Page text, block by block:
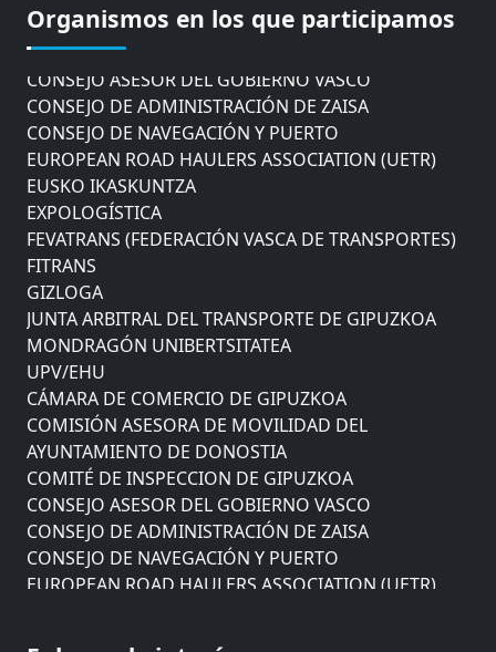
Organismos en los que participamos
AYUNTAMIENTO DE DONOSTIA
COMITÉ DE INSPECCION DE GIPUZKOA
CONSEJO DE ADMINISTRACIÓN DE ZAISA
CONSEJO DE NAVEGACIÓN Y PUERTO
EUROPEAN ROAD HAULERS ASSOCIATION (UETR)
EUSKO IKASKUNTZA
EXPOLOGÍSTICA
FEVATRANS (FEDERACIÓN VASCA DE TRANSPORTES)
FITRANS
GIZLOGA
JUNTA ARBITRAL DEL TRANSPORTE DE GIPUZKOA
MONDRAGÓN UNIBERTSITATEA
UPV/EHU
CÁMARA DE COMERCIO DE GIPUZKOA
COMISIÓN ASESORA DE MOVILIDAD DEL
AYUNTAMIENTO DE DONOSTIA
COMITÉ DE INSPECCION DE GIPUZKOA
CONSEJO ASESOR DEL GOBIERNO VASCO
CONSEJO DE ADMINISTRACIÓN DE ZAISA
CONSEJO DE NAVEGACIÓN Y PUERTO
EUROPEAN ROAD HAULERS ASSOCIATION (UETR)